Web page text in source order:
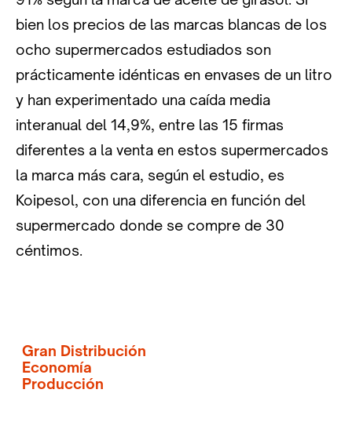
bien los precios de las marcas blancas de los
ocho supermercados estudiados son
prácticamente idénticas en envases de un litro
y han experimentado una caída media
interanual del 14,9%, entre las 15 firmas
diferentes a la venta en estos supermercados
la marca más cara, según el estudio, es
Koipesol, con una diferencia en función del
supermercado donde se compre de 30
céntimos.
Gran Distribución
Economía
Producción